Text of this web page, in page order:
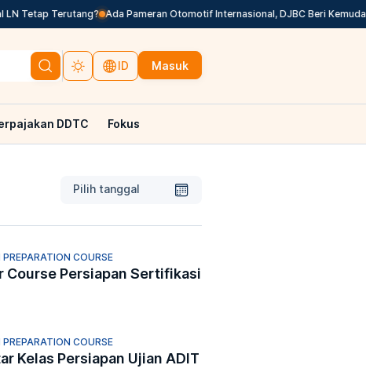
Tetap Terutang? Ada Pameran Otomotif Internasional, DJBC Beri
ID Masuk
DDTC Fokus
Pilih tanggal
COURSE
Course Persiapan Sertifikasi
COURSE
Kelas Persiapan Ujian ADIT